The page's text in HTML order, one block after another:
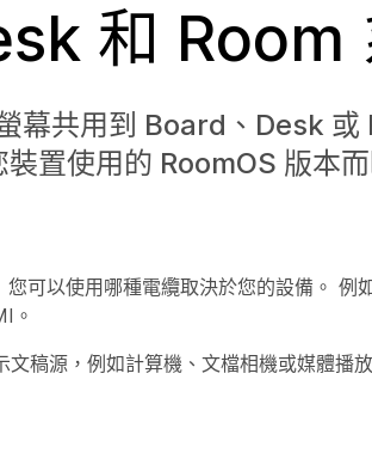
和 Room
幕共用到 Board、Desk 或
置使用的 RoomOS 版本
可以使用哪種電纜取決於您的設備。 例
。
稿源，例如計算機、文檔相機或媒體播